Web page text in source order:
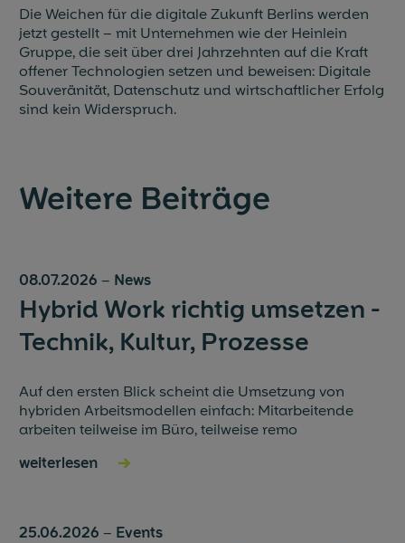
Die Weichen für die digitale Zukunft Berlins werden
jetzt gestellt – mit Unternehmen wie der Heinlein
Gruppe, die seit über drei Jahrzehnten auf die Kraft
offener Technologien setzen und beweisen: Digitale
Souveränität, Datenschutz und wirtschaftlicher Erfolg
sind kein Widerspruch.
Weitere Beiträge
08.07.2026 – News
Hybrid Work richtig umsetzen -
Technik, Kultur, Prozesse
Auf den ersten Blick scheint die Umsetzung von
hybriden Arbeitsmodellen einfach: Mitarbeitende
arbeiten teilweise im Büro, teilweise remo
weiterlesen →
25.06.2026 – Events